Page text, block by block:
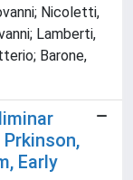
Nicoletti,
Lamberti,
Barone,
Early